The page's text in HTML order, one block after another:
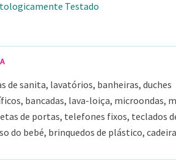
Testado
de sanita, lavatórios, banheiras, duches
bancadas, lava-loiça, microondas,
de portas, telefones fixos, teclados
do bebé, brinquedos de plástico,